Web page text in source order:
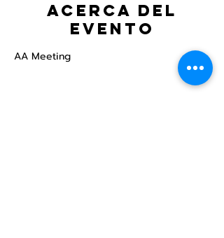
Acerca del
evento
AA Meeting